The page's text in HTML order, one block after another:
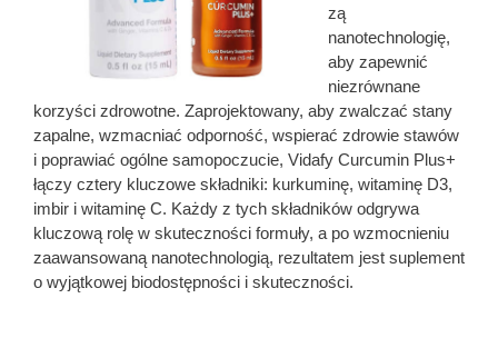
zą
nanotechnologię,
aby zapewnić
niezrównane
korzyści zdrowotne. Zaprojektowany, aby zwalczać stany
zapalne, wzmacniać odporność, wspierać zdrowie stawów
i poprawiać ogólne samopoczucie, Vidafy Curcumin Plus+
łączy cztery kluczowe składniki: kurkuminę, witaminę D3,
imbir i witaminę C. Każdy z tych składników odgrywa
kluczową rolę w skuteczności formuły, a po wzmocnieniu
zaawansowaną nanotechnologią, rezultatem jest suplement
o wyjątkowej biodostępności i skuteczności.